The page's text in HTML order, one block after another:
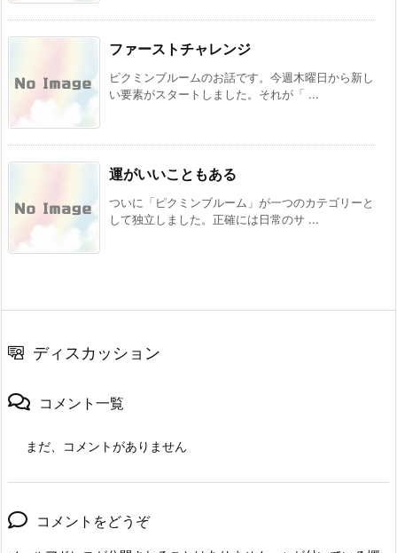
ファーストチャレンジ
ピクミンブルームのお話です。今週木曜日から新し
い要素がスタートしました。それが「 ...
運がいいこともある
ついに「ピクミンブルーム」が一つのカテゴリーと
して独立しました。正確には日常のサ ...
ディスカッション
コメント一覧
まだ、コメントがありません
コメントをどうぞ